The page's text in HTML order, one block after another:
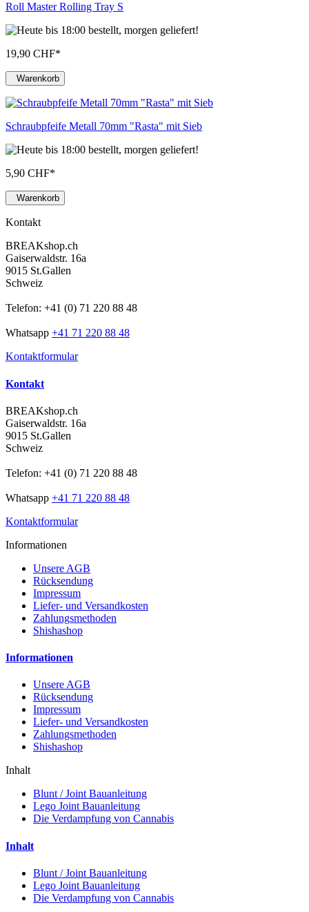
Roll Master Rolling Tray S
19,90 CHF*
Warenkorb
Schraubpfeife Metall 70mm "Rasta" mit Sieb
5,90 CHF*
Warenkorb
Kontakt
BREAKshop.ch
Gaiserwaldstr. 16a
9015 St.Gallen
Schweiz
Telefon: +41 (0) 71 220 88 48
Whatsapp +41 71 220 88 48
Kontaktformular
Kontakt
BREAKshop.ch
Gaiserwaldstr. 16a
9015 St.Gallen
Schweiz
Telefon: +41 (0) 71 220 88 48
Whatsapp +41 71 220 88 48
Kontaktformular
Informationen
Unsere AGB
Rücksendung
Impressum
Liefer- und Versandkosten
Zahlungsmethoden
Shishashop
Informationen
Unsere AGB
Rücksendung
Impressum
Liefer- und Versandkosten
Zahlungsmethoden
Shishashop
Inhalt
Blunt / Joint Bauanleitung
Lego Joint Bauanleitung
Die Verdampfung von Cannabis
Inhalt
Blunt / Joint Bauanleitung
Lego Joint Bauanleitung
Die Verdampfung von Cannabis